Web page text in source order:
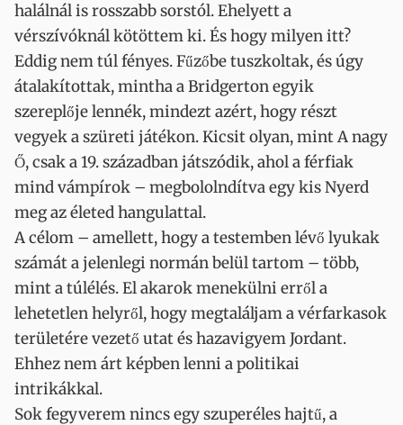
halálnál is rosszabb sorstól. Ehelyett a
vérszívóknál kötöttem ki. És hogy milyen itt?
Eddig nem túl fényes. Fűzőbe tuszkoltak, és úgy
átalakítottak, mintha a Bridgerton egyik
szereplője lennék, mindezt azért, hogy részt
vegyek a szüreti játékon. Kicsit olyan, mint A nagy
Ő, csak a 19. században játszódik, ahol a férfiak
mind vámpírok – megbololndítva egy kis Nyerd
meg az életed hangulattal.
A célom – amellett, hogy a testemben lévő lyukak
számát a jelenlegi normán belül tartom – több,
mint a túlélés. El akarok menekülni erről a
lehetetlen helyről, hogy megtaláljam a vérfarkasok
területére vezető utat és hazavigyem Jordant.
Ehhez nem árt képben lenni a politikai
intrikákkal.
Sok fegyverem nincs egy szuperéles hajtű, a